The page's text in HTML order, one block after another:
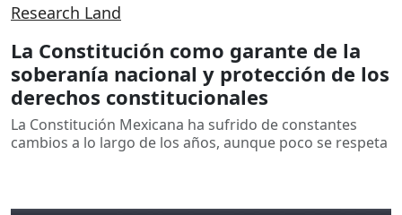
Research Land
La Constitución como garante de la
soberanía nacional y protección de los
derechos constitucionales
La Constitución Mexicana ha sufrido de constantes
cambios a lo largo de los años, aunque poco se respeta